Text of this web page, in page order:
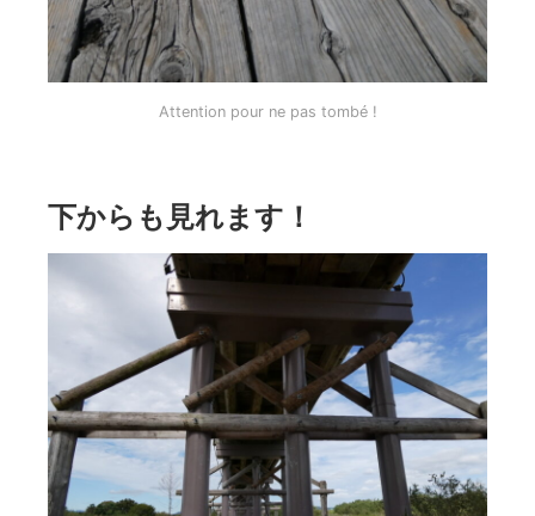
Attention pour ne pas tombé !
下からも見れます！